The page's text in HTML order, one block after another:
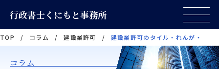
行政書士くにもと事務所
TOP / コラム / 建設業許可 / 建設業許可のタイル・れんが・ブロ
コラム